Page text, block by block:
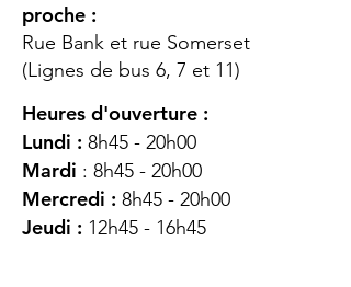
proche :
Rue Bank et rue Somerset
(Lignes de bus 6, 7 et 11)
Heures d'ouverture :
Lundi : 8h45 - 20h00
Mardi : 8h45 - 20h00
Mercredi : 8h45 - 20h00
Jeudi : 12h45 - 16h45